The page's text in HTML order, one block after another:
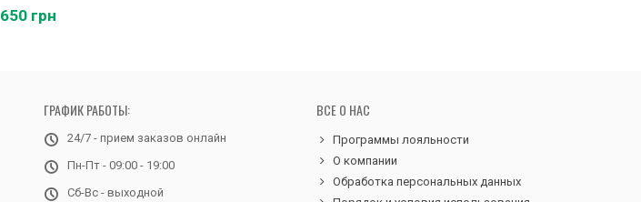
650 грн
ГРАФИК РАБОТЫ:
24/7 - прием заказов онлайн
Пн-Пт - 09:00 - 19:00
Сб-Вс - выходной
ВСЕ О НАС
Программы лояльности
О компании
Обработка персональных данных